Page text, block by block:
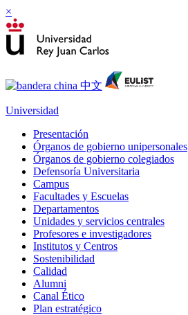
×
Universidad
Presentación
Órganos de gobierno unipersonales
Órganos de gobierno colegiados
Defensoría Universitaria
Campus
Facultades y Escuelas
Departamentos
Unidades y servicios centrales
Profesores e investigadores
Institutos y Centros
Sostenibilidad
Calidad
Alumni
Canal Ético
Plan estratégico